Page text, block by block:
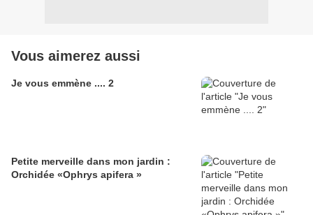
Vous aimerez aussi
Je vous emmène .... 2
Petite merveille dans mon jardin :
Orchidée «Ophrys apifera »